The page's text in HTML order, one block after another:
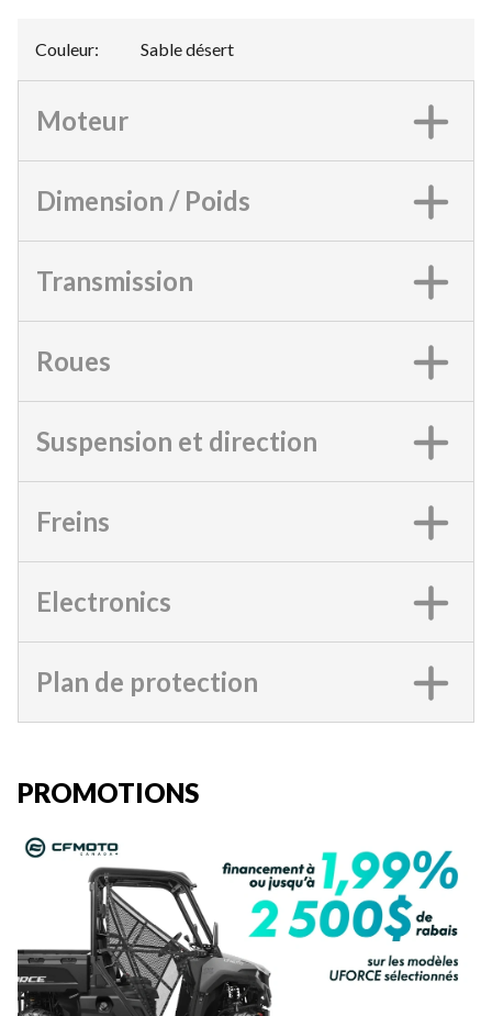
Couleur: Sable désert
Moteur
Dimension / Poids
Transmission
Roues
Suspension et direction
Freins
Electronics
Plan de protection
PROMOTIONS